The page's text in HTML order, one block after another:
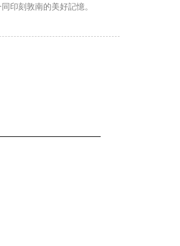
印刻敦南的美好記憶。